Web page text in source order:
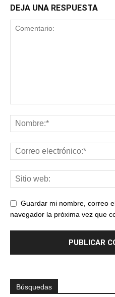
DEJA UNA RESPUESTA
Guardar mi nombre, correo
navegador la próxima vez que
Búsquedas